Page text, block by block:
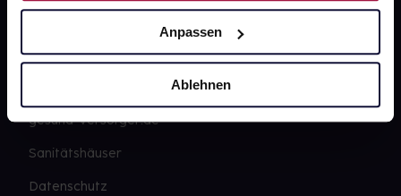
Anpassen
Ablehnen
Barrierefreiheitserklärung
gesund-versorger.de
Sanitätshäuser
Datenschutz